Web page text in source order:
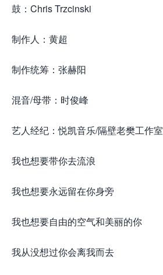
鼓：Chris Trzcinski
制作人：黄超
制作统筹：张赫阳
混音/母带：时俊峰
艺人经纪：悦凯音乐/隔壁老樊工作室
我也想要带你去流浪
我也想要永远留在你身旁
我也想要自由的空气和美丽的你
我从没想过你会离我而去